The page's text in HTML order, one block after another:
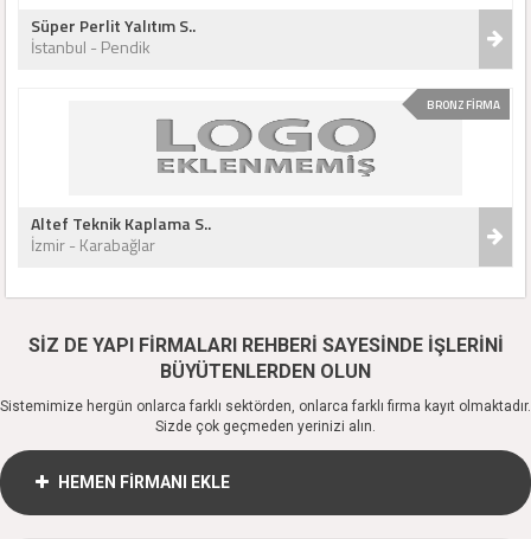
Süper Perlit Yalıtım S..
İstanbul - Pendik
BRONZ FİRMA
Altef Teknik Kaplama S..
İzmir - Karabağlar
SİZ DE YAPI FİRMALARI REHBERİ SAYESİNDE İŞLERİNİ
BÜYÜTENLERDEN OLUN
Sistemimize hergün onlarca farklı sektörden, onlarca farklı firma kayıt olmaktadır.
Sizde çok geçmeden yerinizi alın.
HEMEN FİRMANI EKLE